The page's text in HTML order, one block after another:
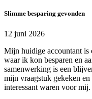
Slimme besparing gevonden
12 juni 2026
Mijn huidige accountant is
waar ik kon besparen en
samenwerking is een
mijn vraagstuk gekeken
interessant waren voor